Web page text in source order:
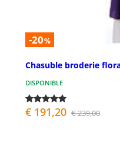
-20%
Chasuble broderie
DISPONIBLE
€ 191,20 € 239,00